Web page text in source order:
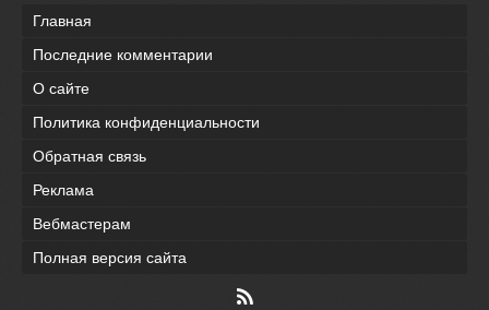
Главная
Последние комментарии
О сайте
Политика конфиденциальности
Обратная связь
Реклама
Вебмастерам
Полная версия сайта